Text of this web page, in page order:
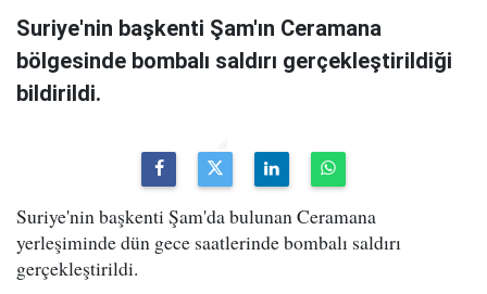
Suriye'nin başkenti Şam'ın Ceramana
bölgesinde bombalı saldırı gerçekleştirildiği
bildirildi.
Suriye'nin başkenti Şam'da bulunan Ceramana
yerleşiminde dün gece saatlerinde bombalı saldırı
gerçekleştirildi.